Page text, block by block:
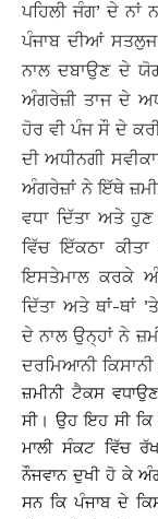
ਪਹਿਲੀ ਜੰਗ’ ਦੇ
ਪੰਜਾਬ ਦੀਆਂ
ਨਾਲ ਦਬਾਉਣ ਦੇ
ਅੰਗਰੇਜ਼ੀ ਤਾਜ ਦੇ
ਹੋਰ ਵੀ ਪੰਜ ਸੌ ਦੇ
ਦੀ ਅਧੀਨਗੀ
ਅੰਗਰੇਜ਼ਾਂ ਨੇ ਇੱਥੇ
ਵਧਾ ਦਿੱਤਾ ਅਤੇ
ਵਿੱਚ ਇੱਕਠਾ
ਇਸਤੇਮਾਲ ਕਰਕੇ
ਦਿੱਤਾ ਅਤੇ ਥਾਂ-ਥਾਂ
ਦੇ ਨਾਲ ਉਨ੍ਹਾਂ ਨੇ
ਦਰਮਿਆਨੀ
ਜ਼ਮੀਨੀ ਟੈਕਸ
ਸੀ। ਉਹ ਇਹ ਸੀ
ਮਾਲੀ ਸੰਕਟ ਵਿੱਚ
ਨੌਜਵਾਨ ਦੁਖੀ ਹੋ ਕੇ
ਸਨ ਕਿ ਪੰਜਾਬ ਦੇ